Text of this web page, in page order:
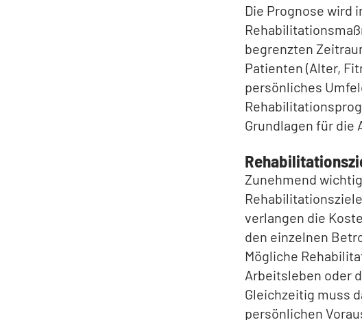
Die Prognose wird
begrenzten
Patienten (Alter,
persönliches
Grundlagen für die
Zunehmend
verlangen die
den einzelnen
Mögliche
Arbeitsleben oder
Gleichzeitig muss
persönlichen